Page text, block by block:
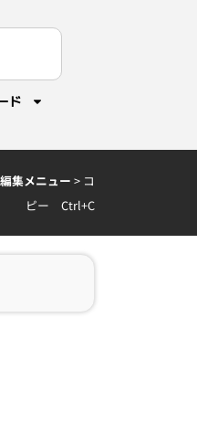
ド
編集メニュー > コ
ピー Ctrl+C